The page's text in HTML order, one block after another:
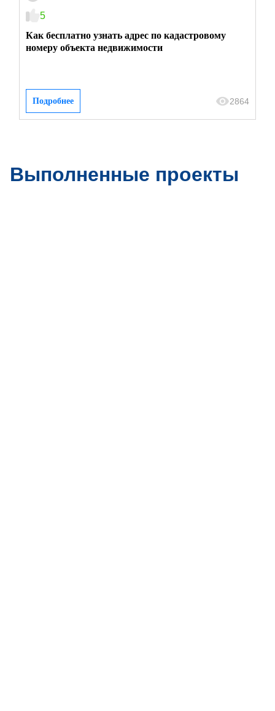
5
Как бесплатно узнать адрес по кадастровому
номеру объекта недвижимости
Подробнее 2864
Выполненные проекты